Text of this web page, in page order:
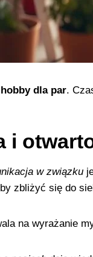
hobby dla par.
i
w związku
zbliżyć się do
na wyrażanie